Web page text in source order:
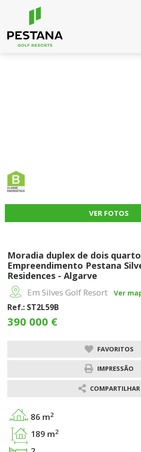
VER FOTOS
Moradia duplex de dois
Empreendimento Pestana
Residences - Algarve
Em Silves Golf Resort Ver
Ref.: ST2L59B
390 000 €
FAVORITOS
IMPRESSÃO
COMPARTILHAR
86 m2
189 m2